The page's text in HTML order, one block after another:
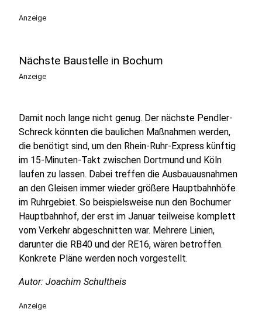
Anzeige
Nächste Baustelle in Bochum
Anzeige
Damit noch lange nicht genug. Der nächste Pendler-
Schreck könnten die baulichen Maßnahmen werden,
die benötigt sind, um den Rhein-Ruhr-Express künftig
im 15-Minuten-Takt zwischen Dortmund und Köln
laufen zu lassen. Dabei treffen die Ausbauausnahmen
an den Gleisen immer wieder größere Hauptbahnhöfe
im Ruhrgebiet. So beispielsweise nun den Bochumer
Hauptbahnhof, der erst im Januar teilweise komplett
vom Verkehr abgeschnitten war. Mehrere Linien,
darunter die RB40 und der RE16, wären betroffen.
Konkrete Pläne werden noch vorgestellt.
Autor: Joachim Schultheis
Anzeige